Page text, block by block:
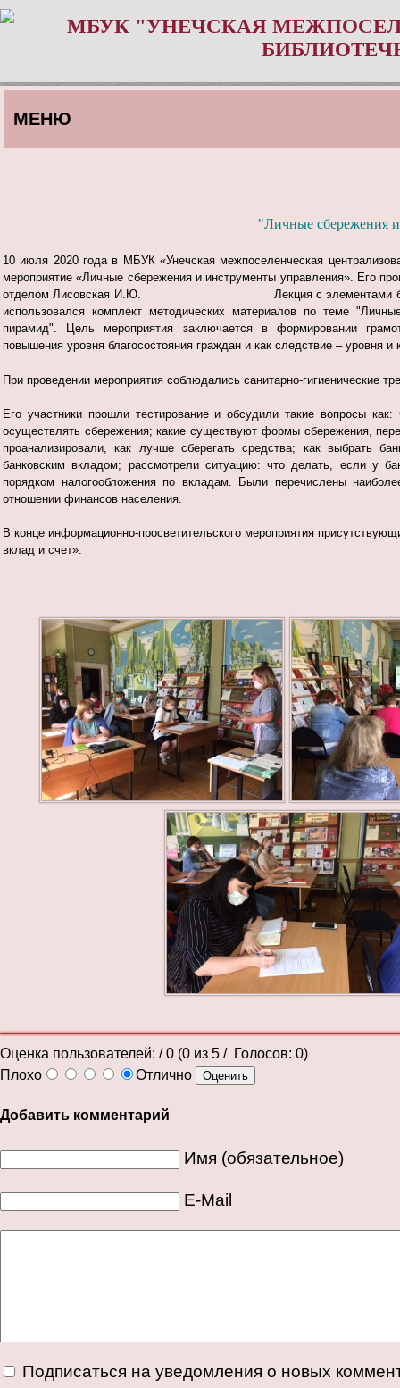
МБУК "УНЕЧСКАЯ
МЕНЮ
"Личные сбережения
10 июля 2020 года в МБУК «Унечская межпоселенческая
мероприятие «Личные сбережения и инструменты управления». Его
отделом Лисовская И.Ю. Лекция с элементами беседы
использовался комплект методических материалов по теме
пирамид". Цель мероприятия заключается в формировании
повышения уровня благосостояния граждан и как следствие – уровня и
При проведении мероприятия соблюдались санитарно-гигиенические
Его участники прошли тестирование и обсудили такие вопросы
осуществлять сбережения; какие существуют формы сбережения,
проанализировали, как лучше сберегать средства; как выбрать
банковским вкладом; рассмотрели ситуацию: что делать, если у
порядком налогообложения по вкладам. Были перечислены
отношении финансов населения.
В конце информационно-просветительского мероприятия
вклад и счет».
Оценка пользователей: / 0 (0 из 5 / Голосов: 0)
Плохо
Отлично
Добавить комментарий
Имя (обязательное)
E-Mail
Подписаться на уведомления о новых